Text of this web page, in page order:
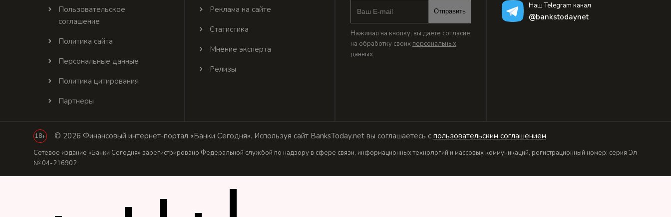
Пользовательское
соглашение
Политика сайта
Персональные данные
Политика цитирования
Партнеры
Реклама на сайте
Статистика
Мнение эксперта
Релизы
Отправить
Нажимая на кнопку, вы даете согласие
на обработку своих персональных
данных
Наш Telegram канал
@bankstodaynet
18+ © 2026 Финансовый интернет-портал «Банки Сегодня». Используя сайт BanksToday.net вы соглашаетесь с пользовательским соглашением
Сетевое издание «Банки Сегодня» зарегистрировано Федеральной службой по надзору в сфере связи, информационных технологий и массовых коммуникаций, регистрационный номер: серия Эл
№ 04-216902